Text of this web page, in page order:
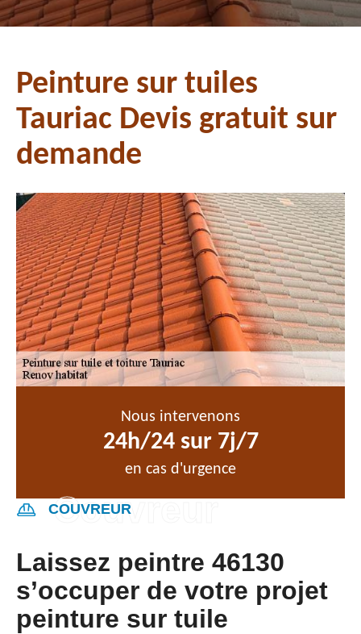
Peinture sur tuiles
Tauriac Devis gratuit sur
demande
Nous intervenons
24h/24 sur 7j/7
en cas d'urgence
COUVREUR
Laissez peintre 46130
s’occuper de votre projet
peinture sur tuile